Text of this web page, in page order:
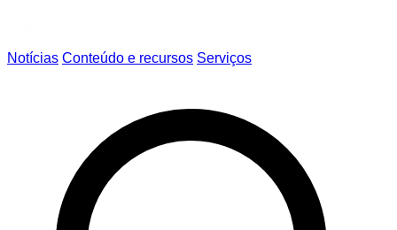
Notícias Conteúdo e recursos Serviços